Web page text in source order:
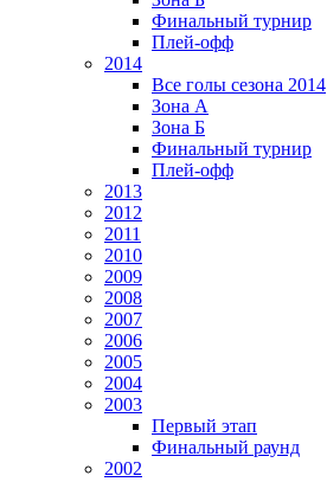
Финальный турнир
Плей-офф
2014
Все голы сезона 2014
Зона А
Зона Б
Финальный турнир
Плей-офф
2013
2012
2011
2010
2009
2008
2007
2006
2005
2004
2003
Первый этап
Финальный раунд
2002